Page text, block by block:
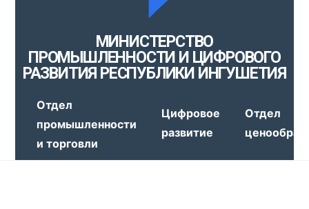
МИНИСТЕРСТВО
ПРОМЫШЛЕННОСТИ И ЦИФРОВОГО
РАЗВИТИЯ РЕСПУБЛИКИ ИНГУШЕТИЯ
Отдел
промышленности
и торговли
Цифровое
развитие
Отдел